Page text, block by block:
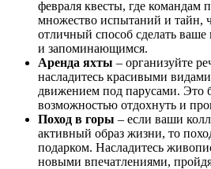
февраля квесты, где командам
множество испытаний и тайн,
отличный способ сделать
и запоминающимся.
Аренда яхты – организуйте
насладитесь красивыми
движением под парусами. Это
возможностью отдохнуть и
Поход в горы – если ваши
активный образ жизни, то
подарком. Насладитесь
новыми впечатлениями,